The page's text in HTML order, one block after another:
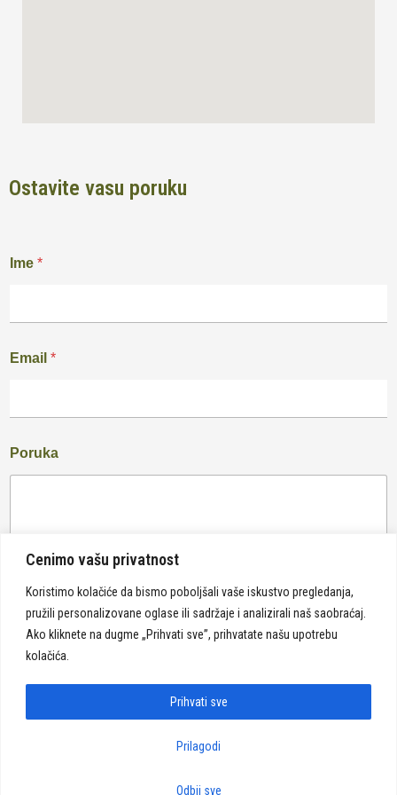
Cenimo vašu privatnost
Koristimo kolačiće da bismo poboljšali vaše iskustvo pregledanja,
pružili personalizovane oglase ili sadržaje i analizirali naš saobraćaj.
Ako kliknete na dugme „Prihvati sve”, prihvatate našu upotrebu
kolačića.
Prilagodi
Odbij sve
Prihvati sve
Ostavite vasu poruku
Ime *
Email *
Poruka
Pošalji